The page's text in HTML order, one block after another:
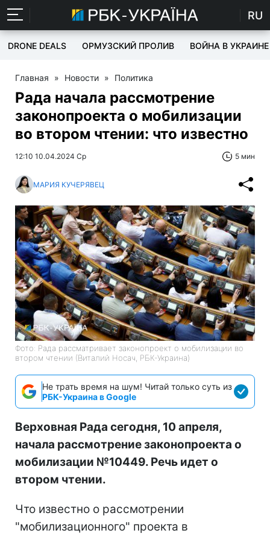
RU
DRONE DEALS ОРМУЗСКИЙ ПРОЛИВ ВОЙНА В УКРАИНЕ
Главная » Новости » Политика
Рада начала рассмотрение
законопроекта о мобилизации
во втором чтении: что известно
12:10 10.04.2024 Ср 5 мин
МАРИЯ КУЧЕРЯВЕЦ
Фото: Рада рассматривает законопроект о мобилизации во
втором чтении (Виталий Носач, РБК-Украина)
Не трать время на шум! Читай только суть из
РБК-Украина в Google
Верховная Рада сегодня, 10 апреля,
начала рассмотрение законопроекта о
мобилизации №10449. Речь идет о
втором чтении.
Что известно о рассмотрении
"мобилизационного" проекта в